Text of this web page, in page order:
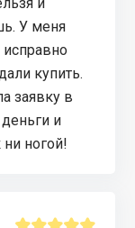
У меня
купить.
заявку в
и
ногой!